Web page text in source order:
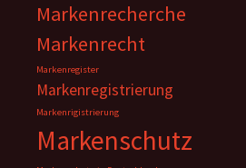
Markenrecherche
Markenrecht
Markenregister
Markenregistrierung
Markenrigistrierung
Markenschutz